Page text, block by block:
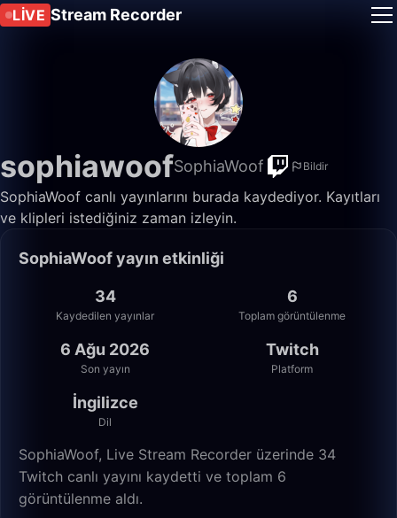
LIVE Stream Recorder
sophiawoofSophiaWoof Bildir
SophiaWoof canlı yayınlarını burada kaydediyor. Kayıtları
ve klipleri istediğiniz zaman izleyin.
SophiaWoof yayın etkinliği
34
Kaydedilen yayınlar
6
Toplam görüntülenme
6 Ağu 2026
Son yayın
Twitch
Platform
İngilizce
Dil
SophiaWoof, Live Stream Recorder üzerinde 34
Twitch canlı yayını kaydetti ve toplam 6
görüntülenme aldı.